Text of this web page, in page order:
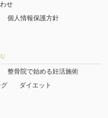
せ
個人情報保護方針
整骨院で始める妊活施術
ダイエット